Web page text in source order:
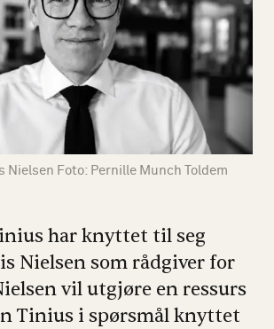
Nielsen Foto: Pernille Munch Toldem
har knyttet til seg
Nielsen som rådgiver for
vil utgjøre en ressurs
Tinius i spørsmål knyttet